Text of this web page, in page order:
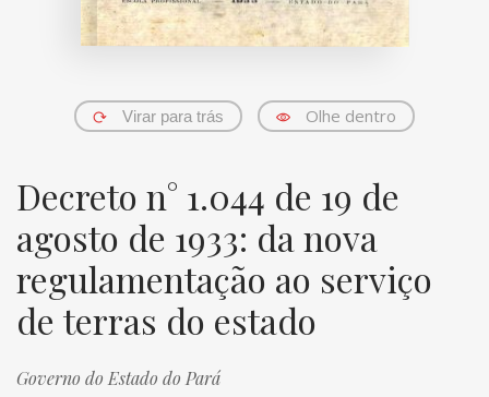
Virar para trás Olhe dentro
Decreto n° 1.044 de 19 de
agosto de 1933: da nova
regulamentação ao serviço
de terras do estado
Governo do Estado do Pará